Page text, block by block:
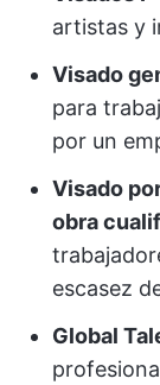
artistas y
Visado
para
por un
Visado
obra
escasez
Global